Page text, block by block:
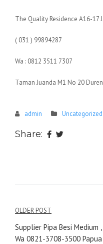
The Quality Residence A16-17
( 031 ) 99894287
Wa : 0812 3511 7307
Taman Juanda M1 No 20
admin Uncategorized
Share:
Navigasi
pos
OLDER POST
Supplier Pipa Besi Medium ,
Wa 0821-3708-3500